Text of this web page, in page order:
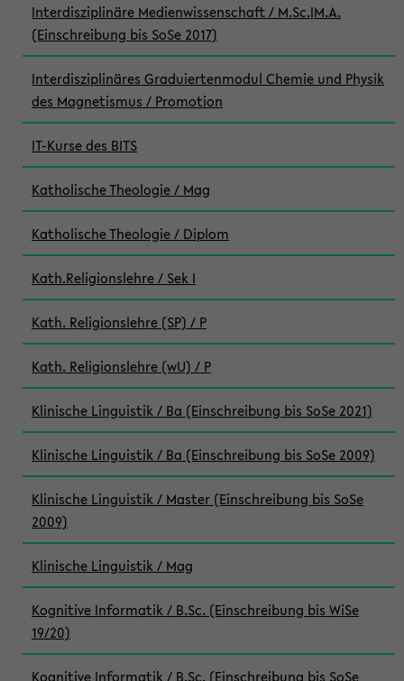
Interdisziplinäre Medienwissenschaft / M.Sc.|M.A.
(Einschreibung bis SoSe 2017)
Interdisziplinäres Graduiertenmodul Chemie und Physik
des Magnetismus / Promotion
IT-Kurse des BITS
Katholische Theologie / Mag
Katholische Theologie / Diplom
Kath.Religionslehre / Sek I
Kath. Religionslehre (SP) / P
Kath. Religionslehre (wU) / P
Klinische Linguistik / Ba (Einschreibung bis SoSe 2021)
Klinische Linguistik / Ba (Einschreibung bis SoSe 2009)
Klinische Linguistik / Master (Einschreibung bis SoSe
2009)
Klinische Linguistik / Mag
Kognitive Informatik / B.Sc. (Einschreibung bis WiSe
19/20)
Kognitive Informatik / B.Sc. (Einschreibung bis SoSe